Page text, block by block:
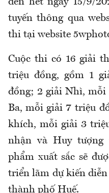
tuyến thông qua
thi tại website
Cuộc thi có 16 giải
triệu đồng, gồm 1
đồng; 2 giải Nhì, mỗi
Ba, mỗi giải 7 triệu
khích, mỗi giải 3
nhận và Huy tượng
phẩm xuất sắc sẽ
triển lãm dự kiến
thành phố Huế.